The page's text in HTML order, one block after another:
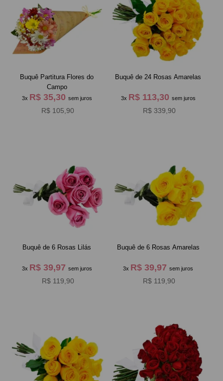
Buquê Partitura Flores do
Campo
3x R$ 35,30 sem juros
R$ 105,90
Buquê de 24 Rosas Amarelas
3x R$ 113,30 sem juros
R$ 339,90
Buquê de 6 Rosas Lilás
3x R$ 39,97 sem juros
R$ 119,90
Buquê de 6 Rosas Amarelas
3x R$ 39,97sem juros
R$ 119,90